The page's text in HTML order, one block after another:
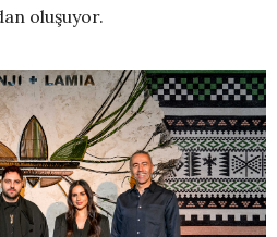
oluşuyor.